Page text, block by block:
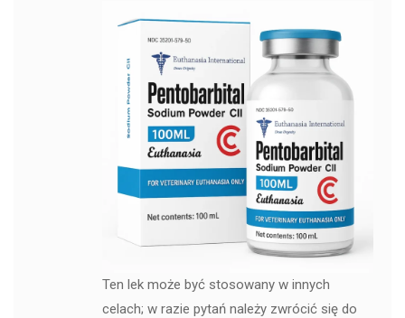
Ten lek może być stosowany w innych
celach; w razie pytań należy zwrócić się do